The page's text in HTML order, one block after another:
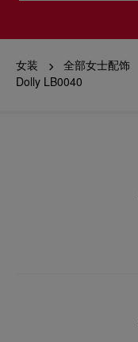
女装 全部女士配饰
Dolly LB0040